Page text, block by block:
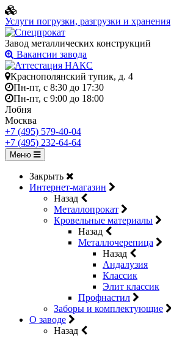
Услуги погрузки, разгрузки и хранения
Завод металлических конструкций
Вакансии завода
Краснополянский тупик, д. 4
Пн-пт, с 8:30 до 17:30
Пн-пт, с 9:00 до 18:00
Лобня
Москва
+7 (495) 579-40-04
+7 (495) 232-64-64
Меню
Закрыть
Интернет-магазин
Назад
Металлопрокат
Кровельные материалы
Назад
Металлочерепица
Назад
Андалузия
Классик
Элит классик
Профнастил
Заборы и комплектующие
О заводе
Назад